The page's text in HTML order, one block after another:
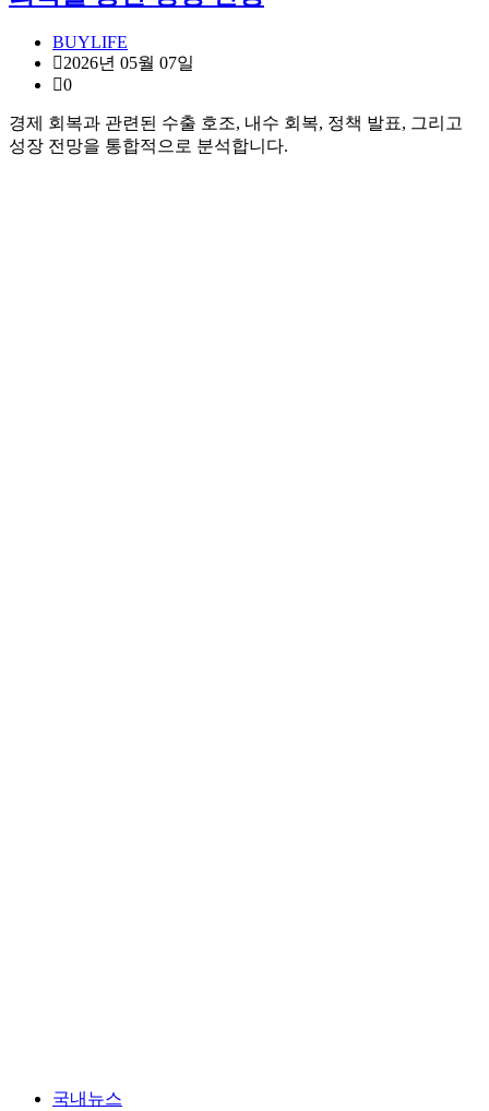
BUYLIFE
2026년 05월 07일
0
경제 회복과 관련된 수출 호조, 내수 회복, 정책 발표, 그리고
성장 전망을 통합적으로 분석합니다.
국내뉴스